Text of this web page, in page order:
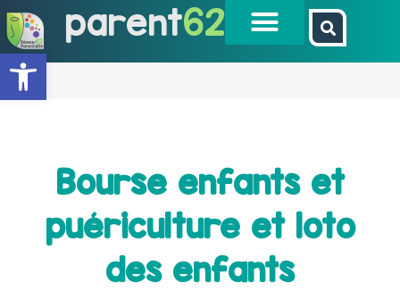
Ouvrir la barre d’outils
parent62
Bourse enfants et
puériculture et loto
des enfants